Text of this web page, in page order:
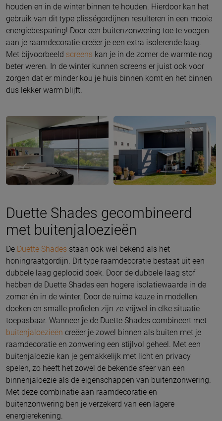
houden en in de winter binnen te houden. Hierdoor kan het
gebruik van dit type plisségordijnen resulteren in een mooie
energiebesparing! Door een buitenzonwering toe te voegen
aan je raamdecoratie creëer je een extra isolerende laag.
Met bijvoorbeeld screens kan je in de zomer de warmte nog
beter weren. In de winter kunnen screens er juist ook voor
zorgen dat er minder kou je huis binnen komt en het binnen
dus lekker warm blijft.
Duette Shades gecombineerd
met buitenjaloezieën
De Duette Shades staan ook wel bekend als het
honingraatgordijn. Dit type raamdecoratie bestaat uit een
dubbele laag geplooid doek. Door de dubbele laag stof
hebben de Duette Shades een hogere isolatiewaarde in de
zomer én in de winter. Door de ruime keuze in modellen,
doeken en smalle profielen zijn ze vrijwel in elke situatie
toepasbaar. Wanneer je de Duette Shades combineert met
buitenjaloezieën creëer je zowel binnen als buiten met je
raamdecoratie en zonwering een stijlvol geheel. Met een
buitenjaloezie kan je gemakkelijk met licht en privacy
spelen, zo heeft het zowel de bekende sfeer van een
binnenjaloezie als de eigenschappen van buitenzonwering.
Met deze combinatie aan raamdecoratie en
buitenzonwering ben je verzekerd van een lagere
energierekening.